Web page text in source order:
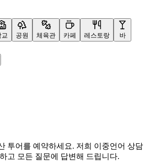
교 공원 체육관 카페 레스토랑 바
투어를 예약하세요. 저희 이중언어 상담
고 모든 질문에 답변해 드립니다.